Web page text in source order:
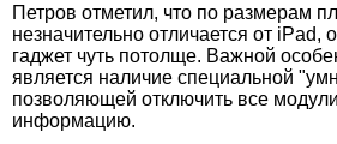
Петров отметил, что по размерам
незначительно отличается от iPad,
гаджет чуть потолще. Важной
является наличие специальной
позволяющей отключить все
информацию.